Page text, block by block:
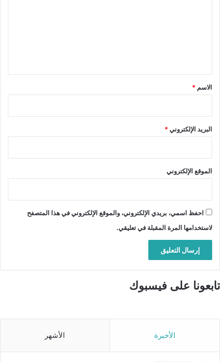
*
الاسم *
البريد الإلكتروني*
الموقع الإلكتروني
احفظ اسمي، بريدي الإلكتروني، والموقع الإلكتروني في هذا المتصفح
لاستخدامها المرة المقبلة في تعليقي.
تابعونا على فيسبوك
الأخيرة الأشهر